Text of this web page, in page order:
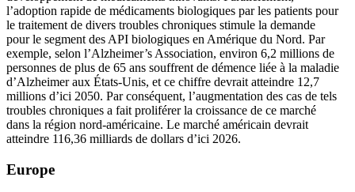
l’adoption rapide de médicaments biologiques par les patients pour
le traitement de divers troubles chroniques stimule la demande
pour le segment des API biologiques en Amérique du Nord. Par
exemple, selon l’Alzheimer’s Association, environ 6,2 millions de
personnes de plus de 65 ans souffrent de démence liée à la maladie
d’Alzheimer aux États-Unis, et ce chiffre devrait atteindre 12,7
millions d’ici 2050. Par conséquent, l’augmentation des cas de tels
troubles chroniques a fait proliférer la croissance de ce marché
dans la région nord-américaine. Le marché américain devrait
atteindre 116,36 milliards de dollars d’ici 2026.
Europe